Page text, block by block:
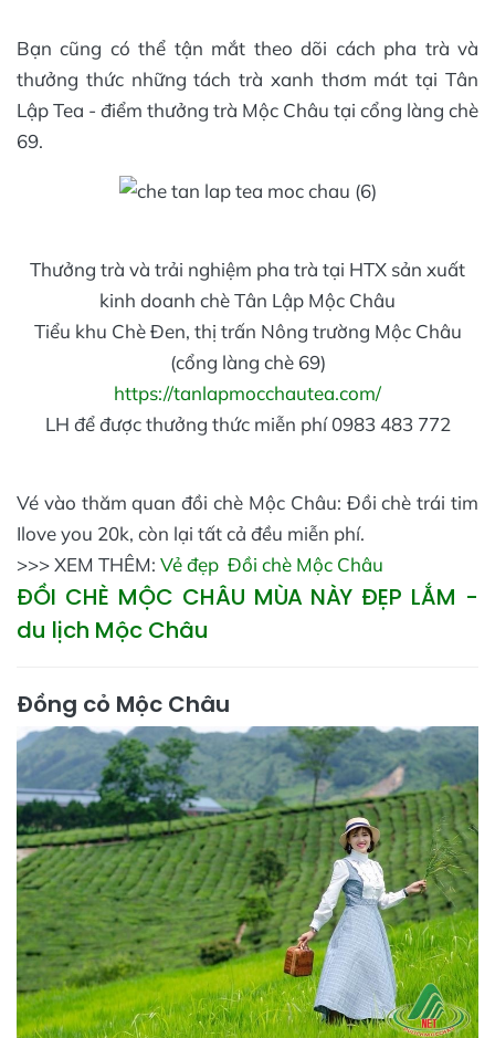
Bạn cũng có thể tận mắt theo dõi cách pha trà và
thưởng thức những tách trà xanh thơm mát tại Tân
Lập Tea - điểm thưởng trà Mộc Châu tại cổng làng chè
69.
Thưởng trà và trải nghiệm pha trà tại HTX sản xuất
kinh doanh chè Tân Lập Mộc Châu
Tiểu khu Chè Đen, thị trấn Nông trường Mộc Châu
(cổng làng chè 69)
https://tanlapmocchautea.com/
LH để được thưởng thức miễn phí 0983 483 772
Vé vào thăm quan đồi chè Mộc Châu: Đồi chè trái tim
Ilove you 20k, còn lại tất cả đều miễn phí.
>>> XEM THÊM: Vẻ đẹp Đồi chè Mộc Châu
ĐỒI CHÈ MỘC CHÂU MÙA NÀY ĐẸP LẮM -
du lịch Mộc Châu
Đồng cỏ Mộc Châu